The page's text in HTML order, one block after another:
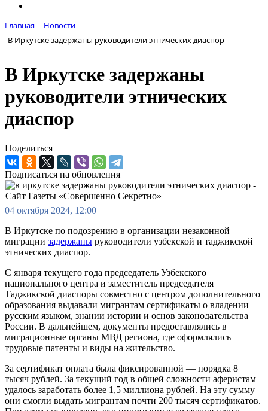
Главная
Новости
В Иркутске задержаны руководители этнических диаспор
В Иркутске задержаны
руководители этнических
диаспор
Поделиться
Подписаться на обновления
04 октября 2024, 12:00
В Иркутске по подозрению в организации незаконной
миграции задержаны руководители узбекской и таджикской
этнических диаспор.
С января текущего года председатель Узбекского
национального центра и заместитель председателя
Таджикской диаспоры совместно с центром дополнительного
образования выдавали мигрантам сертификаты о владении
русским языком, знании истории и основ законодательства
России. В дальнейшем, документы предоставлялись в
миграционные органы МВД региона, где оформлялись
трудовые патенты и виды на жительство.
За сертификат оплата была фиксированной — порядка 8
тысяч рублей. За текущий год в общей сложности аферистам
удалось заработать более 1,5 миллиона рублей. На эту сумму
они смогли выдать мигрантам почти 200 тысяч сертификатов.